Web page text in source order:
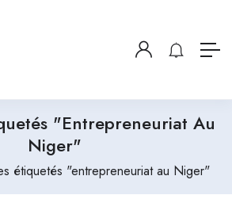
"entrepreneuriat Au
Niger"
étiquetés "entrepreneuriat au Niger"